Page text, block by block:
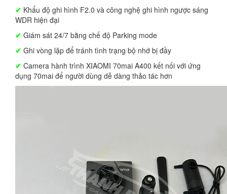
✔ Khẩu độ ghi hình F2.0 và công nghệ ghi hình ngược sáng
WDR hiện đại
✔ Giám sát 24/7 bằng chế độ Parking mode
✔ Ghi vòng lặp để tránh tình trạng bộ nhớ bị đầy
✔ Camera hành trình XIAOMI 70mai A400 kết nối với ứng
dụng 70mai để người dùng dễ dàng thảo tác hơn